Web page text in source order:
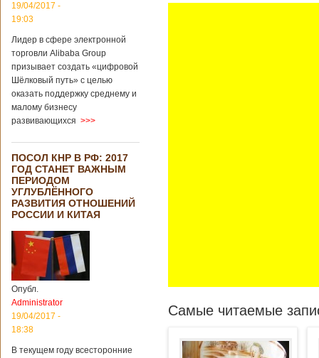
19/04/2017 -
19:03
Лидер в сфере электронной
торговли Alibaba Group
призывает создать «цифровой
Шёлковый путь» с целью
оказать поддержку среднему и
малому бизнесу
развивающихся >>>
ПОСОЛ КНР В РФ: 2017
ГОД СТАНЕТ ВАЖНЫМ
ПЕРИОДОМ
УГЛУБЛЁННОГО
РАЗВИТИЯ ОТНОШЕНИЙ
РОССИИ И КИТАЯ
Опубл.
Administrator
19/04/2017 -
18:38
В текущем году всесторонние
Самые читаемые